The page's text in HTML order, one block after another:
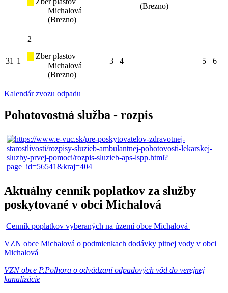
Michalová
(Brezno)
(Brezno)
31 1
2
Zber plastov
Michalová
(Brezno)
3 4 5 6
Kalendár zvozu odpadu
Pohotovostná služba - rozpis
Aktuálny cenník poplatkov za služby
poskytované v obci Michalová
Cenník poplatkov vyberaných na území obce Michalová
VZN obce Michalová o podmienkach dodávky pitnej vody v obci
Michalová
VZN obce P.Polhora o odvádzaní odpadových vôd do verejnej
kanalizácie